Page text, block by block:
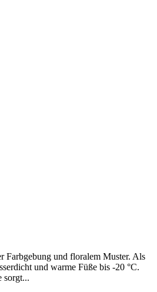
Farbgebung und floralem Muster. Als
und warme Füße bis -20 °C.
sorgt...